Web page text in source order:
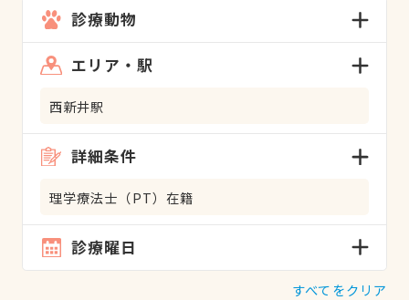
診療動物
エリア・駅
西新井駅
詳細条件
理学療法士（PT）在籍
診療曜日
すべてをクリア